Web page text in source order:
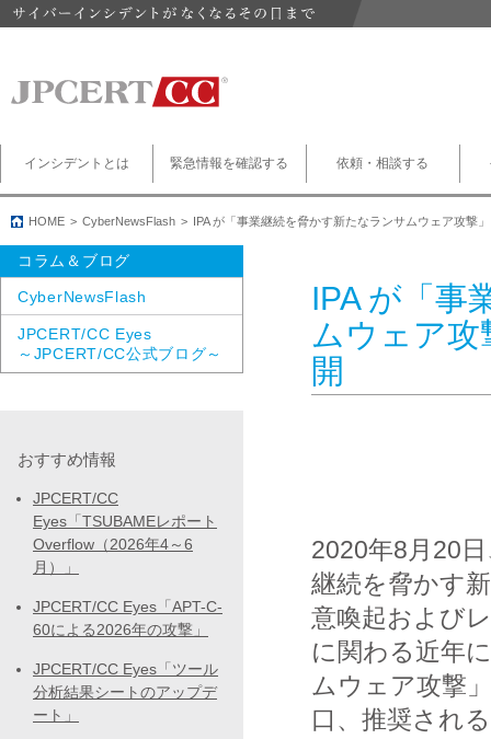
インシデントとは 緊急情報を確認する 依頼・相談する
HOME CyberNewsFlash IPA が「事業継続を脅かす新たなランサムウェア攻撃
IPA が「事
ムウェア攻
開
2020年8月20
継続を脅かす
意喚起および
に関わる近年
ムウェア攻撃
口、推奨され
コラム＆ブログ
CyberNewsFlash
JPCERT/CC Eyes
～JPCERT/CC公式ブログ～
おすすめ情報
JPCERT/CC
Eyes「TSUBAMEレポート
Overflow（2026年4～6
月）」
JPCERT/CC Eyes「APT-C-
60による2026年の攻撃」
JPCERT/CC Eyes「ツール
分析結果シートのアップデ
ート」